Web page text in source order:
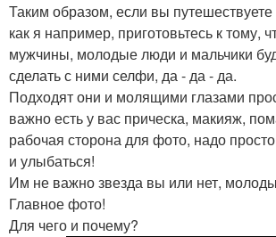
Таким образом, если вы
как я например, приготовьтесь к тому,
мужчины, молодые люди и мальчики
сделать с ними селфи, да - да - да.
Подходят они и молящими глазами
важно есть у вас прическа, макияж,
рабочая сторона для фото, надо
и улыбаться!
Им не важно звезда вы или нет,
Главное фото!
Для чего и почему?